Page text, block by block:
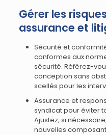
Gérer les
assurance et
Sécurité et
conformes aux
sécurité. Référez-
conception sans
scellés pour les
Assurance et
syndicat pour éviter
Ajustez, si
nouvelles